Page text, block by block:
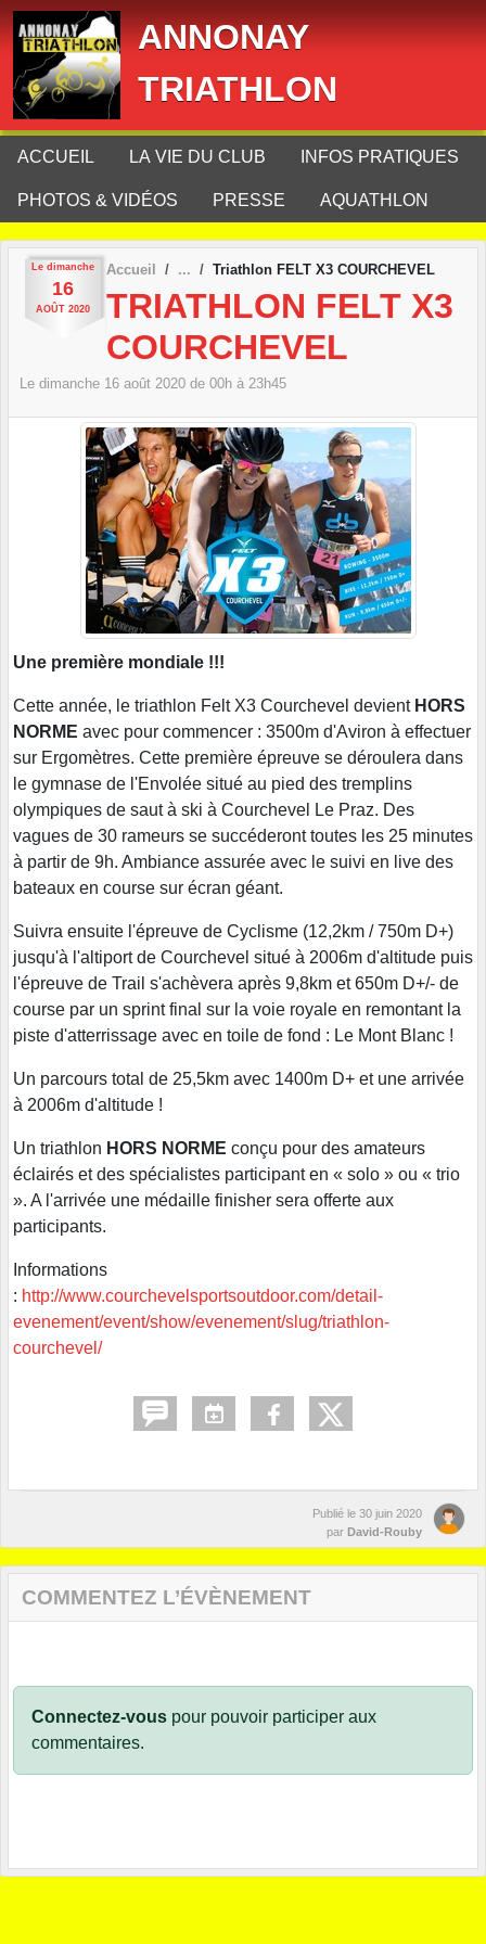
ANNONAY
TRIATHLON
ACCUEIL LA VIE DU CLUB INFOS PRATIQUES
PHOTOS & VIDÉOS PRESSE AQUATHLON
Le dimanche
16
AOÛT 2020
Accueil Triathlon FELT X3 COURCHEVEL
TRIATHLON FELT X3
COURCHEVEL
Le dimanche 16 août 2020 de 00h à 23h45
Une première mondiale !!!
Cette année, le triathlon Felt X3 Courchevel devient HORS
NORME avec pour commencer : 3500m d'Aviron à effectuer
sur Ergomètres. Cette première épreuve se déroulera dans
le gymnase de l'Envolée situé au pied des tremplins
olympiques de saut à ski à Courchevel Le Praz. Des
vagues de 30 rameurs se succéderont toutes les 25 minutes
à partir de 9h. Ambiance assurée avec le suivi en live des
bateaux en course sur écran géant.
Suivra ensuite l'épreuve de Cyclisme (12,2km / 750m D+)
jusqu'à l'altiport de Courchevel situé à 2006m d'altitude puis
l'épreuve de Trail s'achèvera après 9,8km et 650m D+/- de
course par un sprint final sur la voie royale en remontant la
piste d'atterrissage avec en toile de fond : Le Mont Blanc !
Un parcours total de 25,5km avec 1400m D+ et une arrivée
à 2006m d'altitude !
Un triathlon HORS NORME conçu pour des amateurs
éclairés et des spécialistes participant en « solo » ou « trio
». A l'arrivée une médaille finisher sera offerte aux
participants.
Informations
: http://www.courchevelsportsoutdoor.com/detail-
evenement/event/show/evenement/slug/triathlon-
courchevel/
Publié le 30 juin 2020
par David-Rouby
COMMENTEZ L’ÉVÈNEMENT
Connectez-vous pour pouvoir participer aux
commentaires.
Panneau de gestion des cookies